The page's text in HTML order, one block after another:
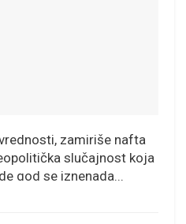
zamiriše nafta
slučajnost koja
god se iznenada...